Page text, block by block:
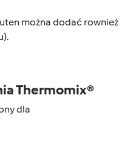
można dodać rownież
Thermomix®
dla